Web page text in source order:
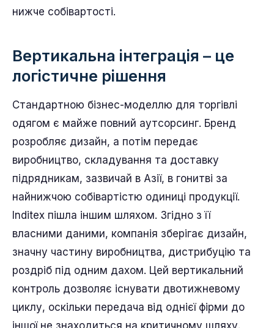
нижче собівартості.
Вертикальна інтеграція – це
логістичне рішення
Стандартною бізнес-моделлю для торгівлі
одягом є майже повний аутсорсинг. Бренд
розробляє дизайн, а потім передає
виробництво, складування та доставку
підрядникам, зазвичай в Азії, в гонитві за
найнижчою собівартістю одиниці продукції.
Inditex пішла іншим шляхом. Згідно з її
власними даними, компанія зберігає дизайн,
значну частину виробництва, дистрибуцію та
роздріб під одним дахом. Цей вертикальний
контроль дозволяє існувати двотижневому
циклу, оскільки передача від однієї фірми до
іншої не знаходиться на критичному шляху.